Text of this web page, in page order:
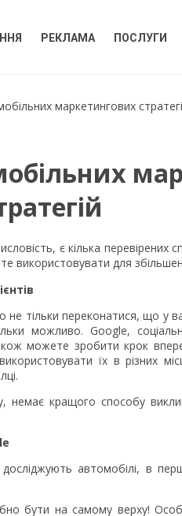
РЕКЛАМА ПОСЛУГИ
маркетингових
є кілька перевірених
використовувати для
тільки переконатися, що у
можливо. Google,
можете зробити крок вперед,
їх в різних
кращого способу
автомобілі, в
бути на самому верху!